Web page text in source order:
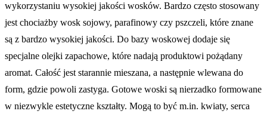
wykorzystaniu wysokiej jakości wosków. Bardzo często stosowany
jest chociażby wosk sojowy, parafinowy czy pszczeli, które znane
są z bardzo wysokiej jakości. Do bazy woskowej dodaje się
specjalne olejki zapachowe, które nadają produktowi pożądany
aromat. Całość jest starannie mieszana, a następnie wlewana do
form, gdzie powoli zastyga. Gotowe woski są nierzadko formowane
w niezwykle estetyczne kształty. Mogą to być m.in. kwiaty, serca